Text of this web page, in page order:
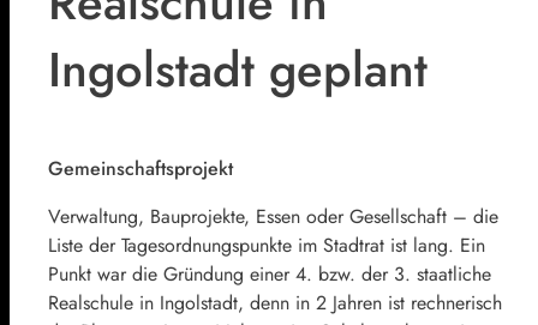
Ingolstadt geplant
Gemeinschaftsprojekt
Verwaltung, Bauprojekte, Essen oder Gesellschaft – die
Liste der Tagesordnungspunkte im Stadtrat ist lang. Ein
Punkt war die Gründung einer 4. bzw. der 3. staatliche
Realschule in Ingolstadt, denn in 2 Jahren ist rechnerisch